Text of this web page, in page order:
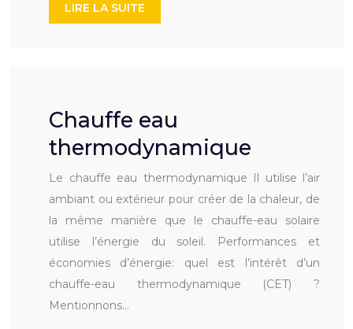
LIRE LA SUITE
Chauffe eau
thermodynamique
Le chauffe eau thermodynamique Il utilise l’air
ambiant ou extérieur pour créer de la chaleur, de
la même manière que le chauffe-eau solaire
utilise l’énergie du soleil. Performances et
économies d’énergie: quel est l’intérêt d’un
chauffe-eau thermodynamique (CET) ?
Mentionnons…